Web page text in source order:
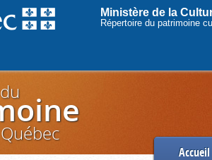
Ministère de la
Répertoire du patrimoine
Accueil